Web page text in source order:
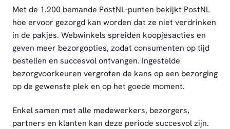
Met de 1.200 bemande PostNL-punten bekijkt PostNL
hoe ervoor gezorgd kan worden dat ze niet verdrinken
in de pakjes. Webwinkels spreiden koopjesacties en
geven meer bezorgopties, zodat consumenten op tijd
bestellen en succesvol ontvangen. Ingestelde
bezorgvoorkeuren vergroten de kans op een bezorging
op de gewenste plek en op het goede moment.
Enkel samen met alle medewerkers, bezorgers,
partners en klanten kan deze periode succesvol zijn.